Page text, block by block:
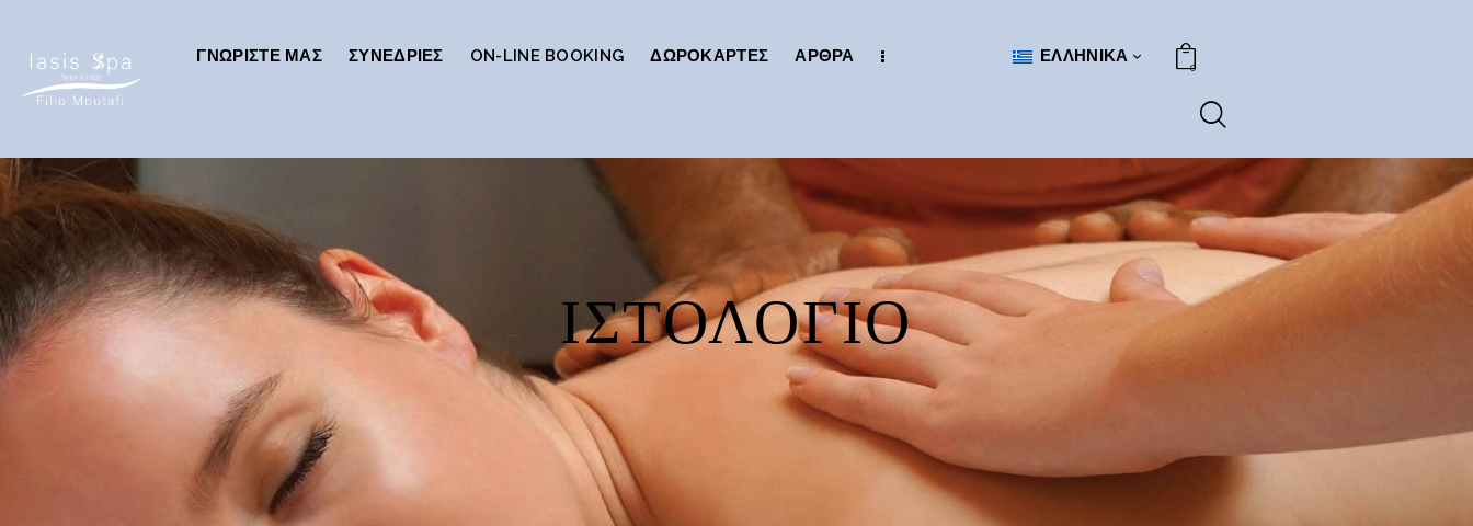
ΓΝΩΡΊΣΤΕ ΜΑΣ ΣΥΝΕΔΡΊΕΣ ON-LINE BOOKING ΔΩΡΟΚΆΡΤΕΣ ΆΡΘΡΑ ΕΛΛΗΝΙΚΆ
0
ΙΣΤΟΛΌΓΙΟ